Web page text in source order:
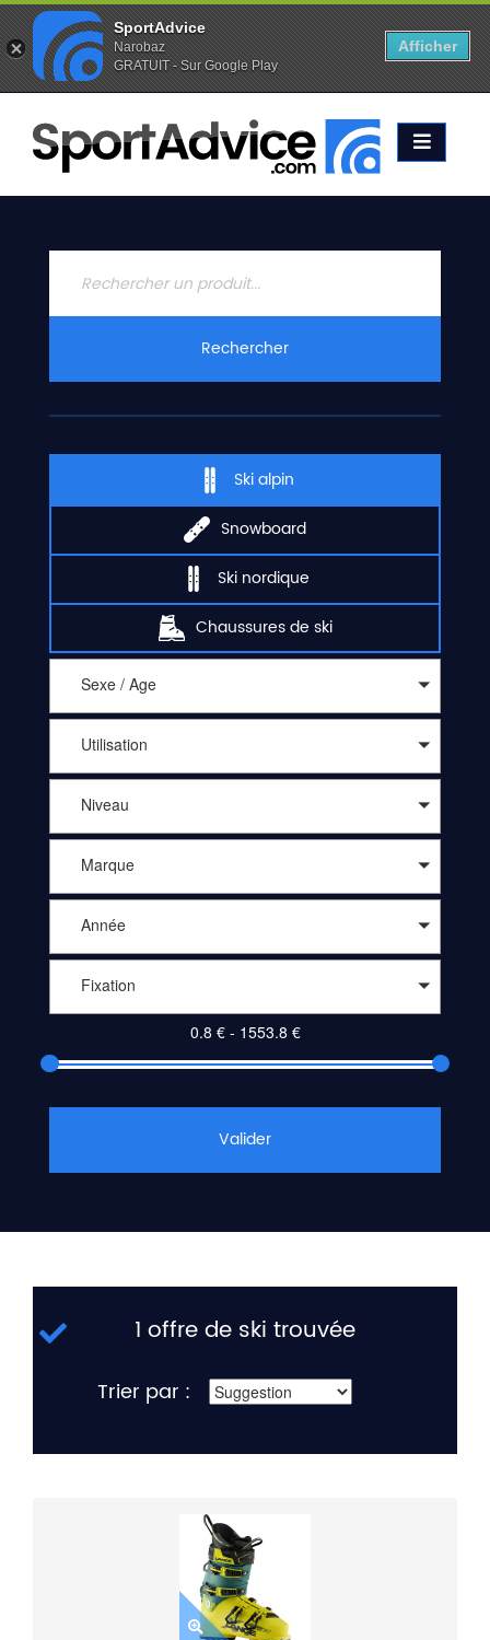
Favoris (0) Alertes (0)
ACCUEIL
SKIS
2020
CONTACT
Rechercher
Ski alpin
Snowboard
Ski nordique
Chaussures de ski
Sexe / Age
Utilisation
Niveau
Marque
Année
Fixation
Valider
1 offre de ski trouvée
Trier par :
SportAdvice
Narobaz
GRATUIT - Sur Google Play
Afficher